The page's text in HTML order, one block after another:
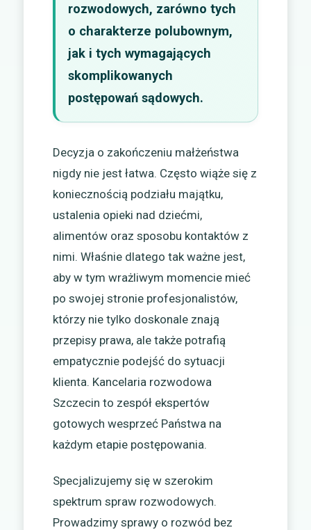
rozwodowych, zarówno tych
o charakterze polubownym,
jak i tych wymagających
skomplikowanych
postępowań sądowych.
Decyzja o zakończeniu małżeństwa
nigdy nie jest łatwa. Często wiąże się z
koniecznością podziału majątku,
ustalenia opieki nad dziećmi,
alimentów oraz sposobu kontaktów z
nimi. Właśnie dlatego tak ważne jest,
aby w tym wrażliwym momencie mieć
po swojej stronie profesjonalistów,
którzy nie tylko doskonale znają
przepisy prawa, ale także potrafią
empatycznie podejść do sytuacji
klienta. Kancelaria rozwodowa
Szczecin to zespół ekspertów
gotowych wesprzeć Państwa na
każdym etapie postępowania.
Specjalizujemy się w szerokim
spektrum spraw rozwodowych.
Prowadzimy sprawy o rozwód bez